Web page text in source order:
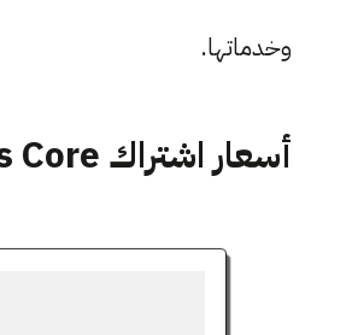
وخدماتها.
أسعار اشتراك Xbox Game Pass Core ومقارنته مع الاشتراكات الأخرى